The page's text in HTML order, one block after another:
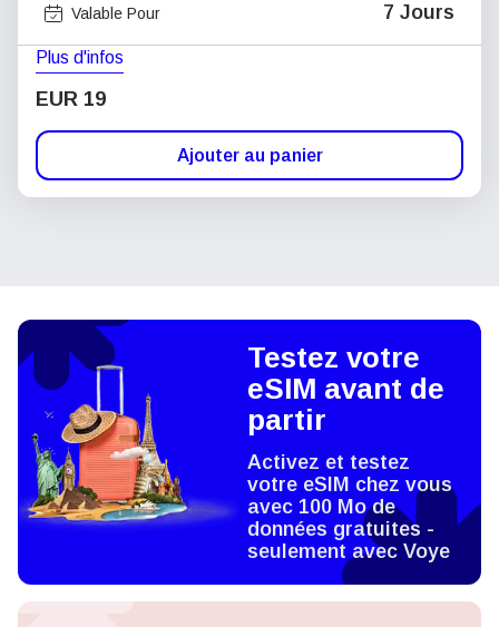
Valable Pour 7 Jours
Plus d'infos
EUR 19
Ajouter au panier
Testez votre
eSIM avant de
partir
Activez et testez
votre eSIM chez vous
avec 100 Mo de
données gratuites -
seulement avec Voye